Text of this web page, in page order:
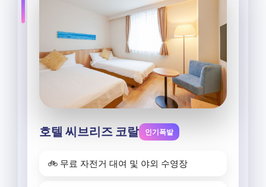
호텔 씨브리즈 코랄 인기폭발
🚲 무료 자전거 대여 및 야외 수영장